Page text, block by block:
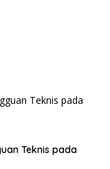
Teknis pada